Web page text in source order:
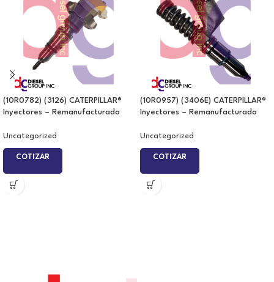
(10R0782) (3126) CATERPILLAR®
Inyectores – Remanufacturado
Uncategorized
COTIZAR
(10R0957) (3406E) CATERPILLAR®
Inyectores – Remanufacturado
Uncategorized
COTIZAR